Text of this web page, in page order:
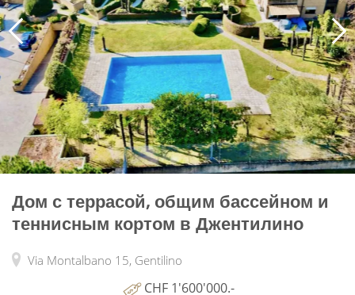
Дом с террасой, общим бассейном и
теннисным кортом в Джентилино
Via Montalbano 15, Gentilino
CHF 1'600'000.-